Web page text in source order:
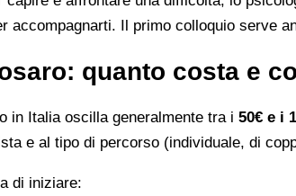
accompagnarti. Il primo colloquio serve
quanto costa e
in Italia oscilla generalmente tra i 50€ e i
e al tipo di percorso (individuale, di
di iniziare: